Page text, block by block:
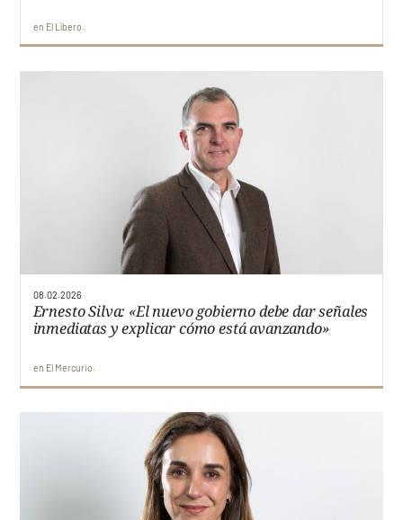
en El Líbero
08.02.2026
Ernesto Silva: «El nuevo gobierno debe dar señales
inmediatas y explicar cómo está avanzando»
en El Mercurio